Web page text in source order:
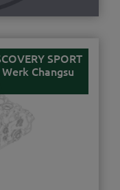
SPORT
Changsu